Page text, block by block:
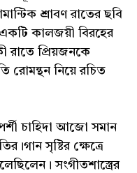
শ্রাবণ রাতের ছবি
কালজয়ী বিরহের
রাতে প্রিয়জনকে
রোমন্থন নিয়ে রচিত
চাহিদা আজো সমান
সৃষ্টির ক্ষেত্রে
সংগীতশাস্ত্রের